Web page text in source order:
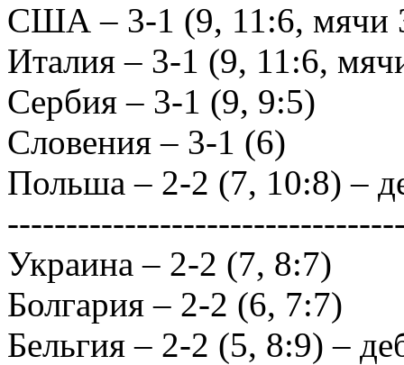
США – 3-1 (9, 11:6, мячи
Италия – 3-1 (9, 11:6,
Сербия – 3-1 (9, 9:5)
Словения – 3-1 (6)
Польша – 2-2 (7, 10:8) –
Украина – 2-2 (7, 8:7)
Болгария – 2-2 (6, 7:7)
Бельгия – 2-2 (5, 8:9) –